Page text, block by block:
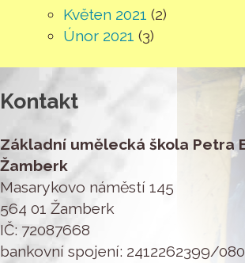
Květen 2021 (2)
Únor 2021 (3)
Kontakt
Základní umělecká škola Petra
Žamberk
Masarykovo náměstí 145
564 01 Žamberk
IČ: 72087668
bankovní spojení: 2412262399/